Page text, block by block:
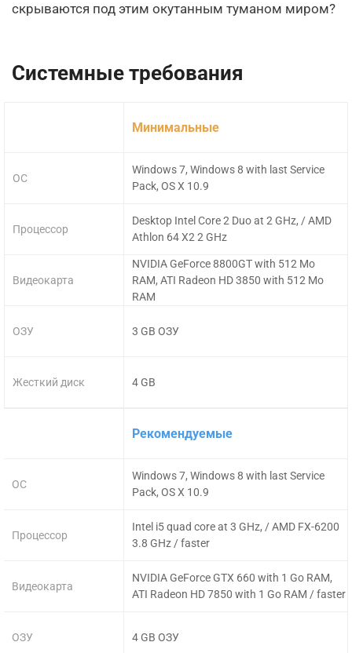
скрываются под этим окутанным туманом миром?
Системные требования
ОС
Процессор
Видеокарта
ОЗУ
Жесткий диск
Минимальные
Windows 7, Windows 8 with last Service
Pack, OS X 10.9
Desktop Intel Core 2 Duo at 2 GHz, / AMD
Athlon 64 X2 2 GHz
NVIDIA GeForce 8800GT with 512 Mo
RAM, ATI Radeon HD 3850 with 512 Mo
RAM
3 GB ОЗУ
4 GB
ОС
Процессор
Видеокарта
ОЗУ
Рекомендуемые
Windows 7, Windows 8 with last Service
Pack, OS X 10.9
Intel i5 quad core at 3 GHz, / AMD FX-6200
3.8 GHz / faster
NVIDIA GeForce GTX 660 with 1 Go RAM,
ATI Radeon HD 7850 with 1 Go RAM / faster
4 GB ОЗУ